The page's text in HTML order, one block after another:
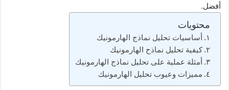
أفضل.
محتويات
أساسيات تحليل نماذج الهارمونيك
كيفية تحليل نماذح الهارمونيك
أمثلة عملية على تحليل نماذج الهارمونيك
مميزات وعيوب تحليل الهارمونيك